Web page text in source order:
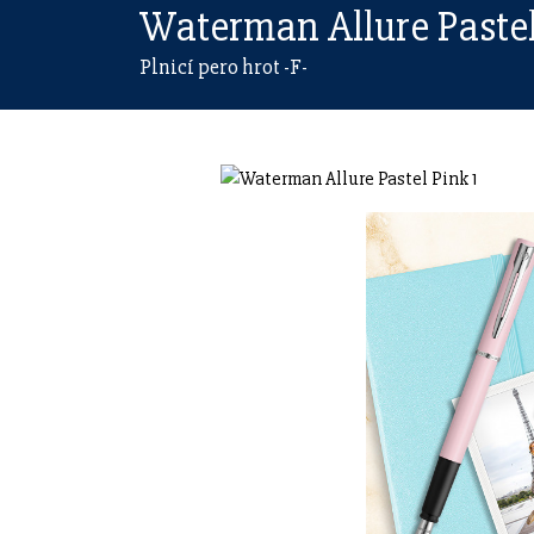
Waterman Allure
Plnicí pero hrot -F-